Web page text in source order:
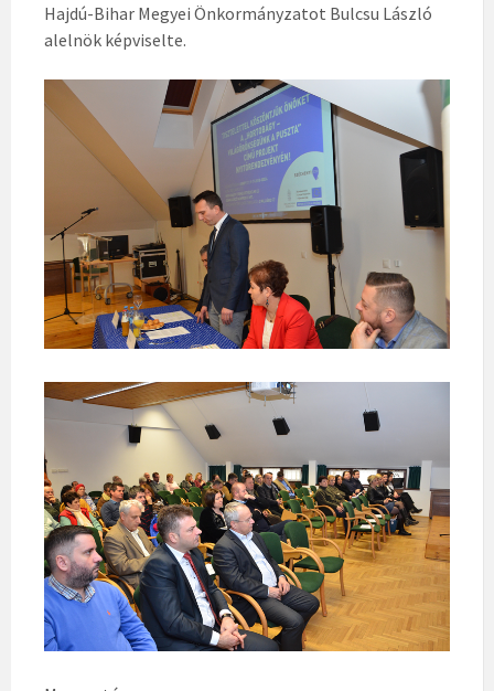
Hajdú-Bihar Megyei Önkormányzatot Bulcsu László
alelnök képviselte.